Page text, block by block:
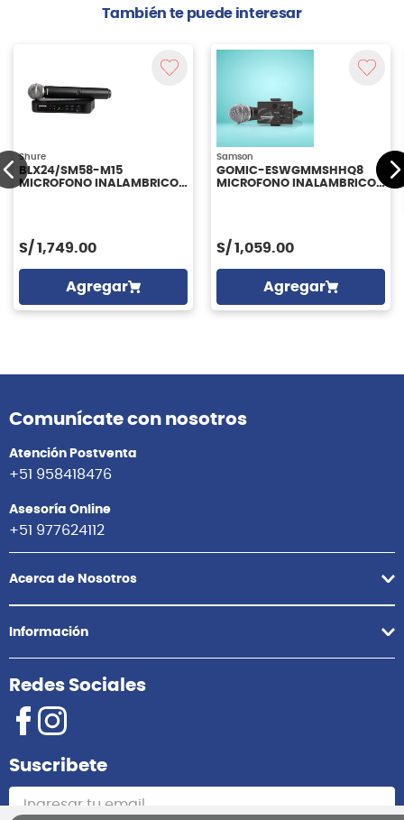
También te puede interesar
Shure
BLX24/SM58-M15
MICROFONO INALAMBRICO
S/ 1,749.00
Agregar
Samson
GOMIC-ESWGMMSHHQ8
MICROFONO INALAMBRICO
S/ 1,059.00
Agregar
Comunícate con nosotros
Atención Postventa
+51 958418476
Asesoría Online
+51 977624112
Acerca de Nosotros
Información
Redes Sociales
Suscribete